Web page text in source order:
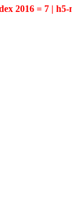
2016 = 7 |